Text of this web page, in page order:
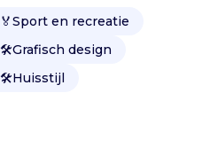
🏅Sport en recreatie
🛠️Grafisch design
🛠️Huisstijl